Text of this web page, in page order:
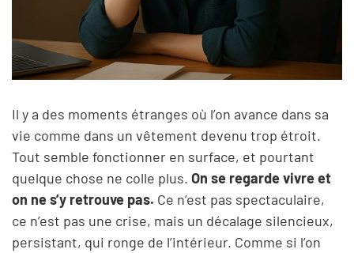
Il y a des moments étranges où l’on avance dans sa
vie comme dans un vêtement devenu trop étroit.
Tout semble fonctionner en surface, et pourtant
quelque chose ne colle plus. On se regarde vivre et
on ne s’y retrouve pas. Ce n’est pas spectaculaire,
ce n’est pas une crise, mais un décalage silencieux,
persistant, qui ronge de l’intérieur. Comme si l’on